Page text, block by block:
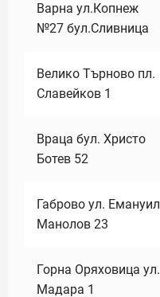
Варна ул.Копнеж
№27 бул.Сливница
Велико Търново пл.
Славейков 1
Враца бул. Христо
Ботев 52
Габрово ул. Емануил
Манолов 23
Горна Оряховица ул.
Мадара 1